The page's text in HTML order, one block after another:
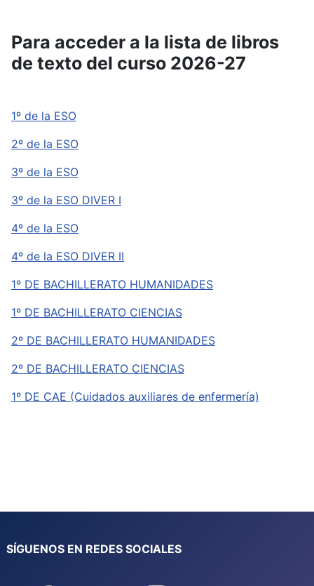
Para acceder a la lista de libros
de texto del curso 2026-27
1º de la ESO
2º de la ESO
3º de la ESO
3º de la ESO DIVER I
4º de la ESO
4º de la ESO DIVER II
1º DE BACHILLERATO HUMANIDADES
1º DE BACHILLERATO CIENCIAS
2º DE BACHILLERATO HUMANIDADES
2º DE BACHILLERATO CIENCIAS
1º DE CAE (Cuidados auxiliares de enfermería)
SÍGUENOS EN REDES SOCIALES